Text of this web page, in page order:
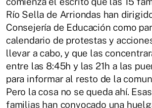
Río Sella de Arriondas han
Consejería de Educación como
calendario de protestas y
llevar a cabo, y que las
entre las 8:45h y las 21h a las
para informar al resto de la
Pero la cosa no se queda ahí.
familias han convocado una